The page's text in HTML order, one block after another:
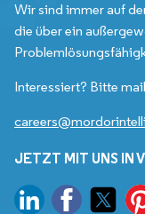
Wir sind immer auf
die über ein
Interessiert? Bitte
JETZT MIT UNS IN